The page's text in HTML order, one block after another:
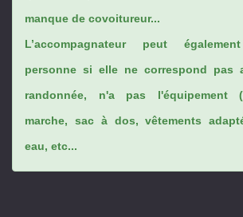
manque de covoitureur...
L’accompagnateur peut
personne si elle ne correspond pas
randonnée, n'a pas l'équipement
marche, sac à dos, vêtements
eau, etc...